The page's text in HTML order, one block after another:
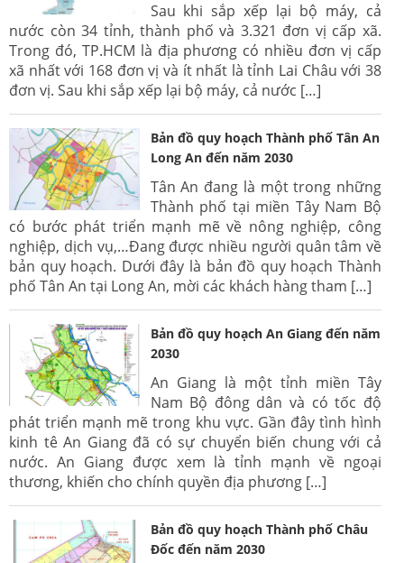
Sau khi sắp xếp lại bộ máy, cả
nước còn 34 tỉnh, thành phố và 3.321 đơn vị cấp xã.
Trong đó, TP.HCM là địa phương có nhiều đơn vị cấp
xã nhất với 168 đơn vị và ít nhất là tỉnh Lai Châu với 38
đơn vị. Sau khi sắp xếp lại bộ máy, cả nước […]
Bản đồ quy hoạch Thành phố Tân An
Long An đến năm 2030
Tân An đang là một trong những
Thành phố tại miền Tây Nam Bộ
có bước phát triển mạnh mẽ về nông nghiệp, công
nghiệp, dịch vụ,…Đang được nhiều người quân tâm về
bản quy hoạch. Dưới đây là bản đồ quy hoạch Thành
phố Tân An tại Long An, mời các khách hàng tham […]
Bản đồ quy hoạch An Giang đến năm
2030
An Giang là một tỉnh miền Tây
Nam Bộ đông dân và có tốc độ
phát triển mạnh mẽ trong khu vực. Gần đây tình hình
kinh tê An Giang đã có sự chuyển biến chung với cả
nước. An Giang được xem là tỉnh mạnh về ngoại
thương, khiến cho chính quyền địa phương […]
Bản đồ quy hoạch Thành phố Châu
Đốc đến năm 2030